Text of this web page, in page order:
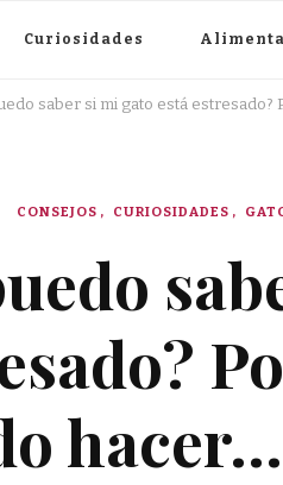
Curiosidades
saber si mi gato está
CONSEJOS CURIOSIDADES
hacer…